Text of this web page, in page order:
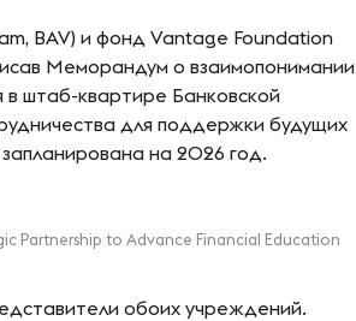
BAV) и фонд Vantage Foundation
Меморандум о взаимопонимании
штаб-квартире Банковской
для поддержки будущих
на 2026 год.
Partnership to Advance Financial Education
обоих учреждений.